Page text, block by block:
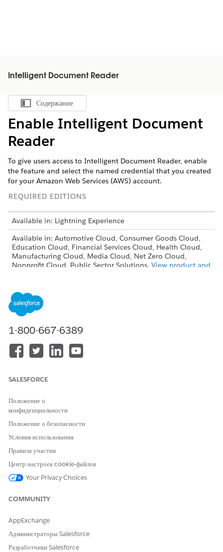
Intelligent Document Reader
Показать содержание
Содержание
Enable Intelligent Document
Reader
To give users access to Intelligent Document Reader, enable
the feature and select the named credential that you created
for your Amazon Web Services (AWS) account.
REQUIRED EDITIONS
Available in: Lightning Experience
Available in: Automotive Cloud, Consumer Goods Cloud,
Education Cloud, Financial Services Cloud, Health Cloud,
Manufacturing Cloud, Media Cloud, Net Zero Cloud,
Nonprofit Cloud, Public Sector Solutions. View product and
Intelligent Document Reader is available with the
Intelligent Document Reader add-on license.
Document Reader:
Document Reader
ClickUse Your Own AWS Account
To accept the notification and terms of use, click
Continue.
Intelligent Document Reader is turned on.
You can change the named credential, if necessary.
Оставьте свой отзыв, чтобы мы могли стать лучше!
1-800-667-6389
SALESFORCE
Положение о
конфиденциальности
Положение о безопасности
Условия использования
Правила участия
Центр настроек cookie-файлов
Your Privacy Choices
COMMUNITY
AppExchange
Администраторы Salesforce
Разработчики Salesforce